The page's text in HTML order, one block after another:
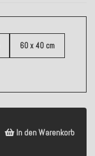
60 x 40 cm
In den Warenkorb